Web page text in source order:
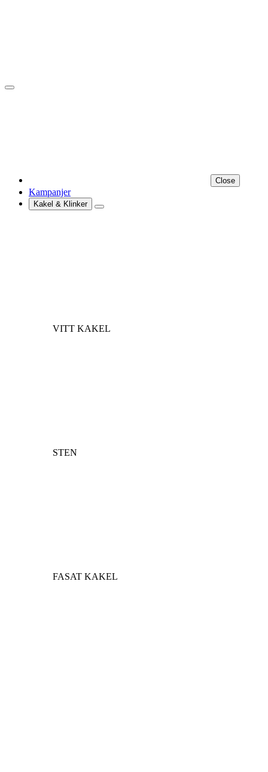
Close
Kampanjer
Kakel & Klinker
VITT KAKEL
STEN
FASAT KAKEL